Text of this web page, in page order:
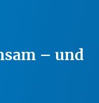
– und